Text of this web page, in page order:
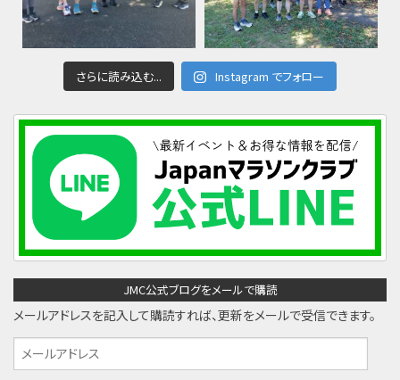
さらに読み込む... Instagram でフォロー
JMC公式ブログをメールで購読
メールアドレスを記入して購読すれば、更新をメールで受信できます。
メ
ー